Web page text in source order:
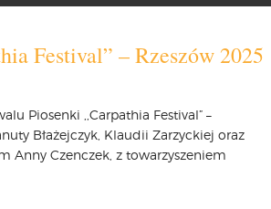
Festival” – Rzeszów 2025
Piosenki ,,Carpathia Festival” –
Błażejczyk, Klaudii Zarzyckiej oraz
Anny Czenczek, z towarzyszeniem